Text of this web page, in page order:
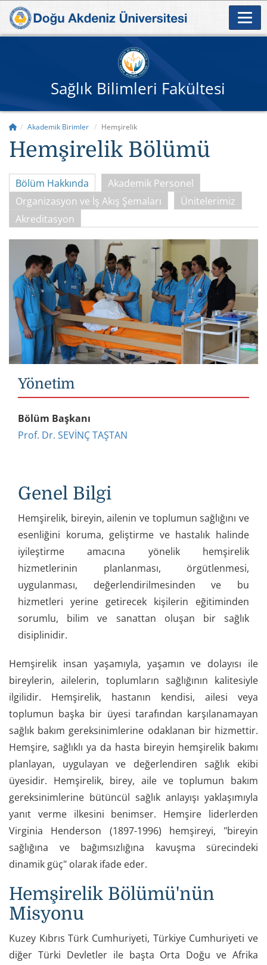
Sağlık Bilimleri Fakültesi
Akademik Birimler Hemşirelik
Hemşirelik Bölümü
Bölüm Hakkında
Akademik Personel
Organizasyon ve İş Akış Şemaları
Ünitelerimiz
Akreditasyon
Yönetim
Bölüm Başkanı
Prof. Dr. SEVİNÇ TAŞTAN
Genel Bilgi
Hemşirelik, bireyin, ailenin ve toplumun sağlığını ve
esenliğini koruma, geliştirme ve hastalık halinde
iyileştirme amacına yönelik hemşirelik
hizmetlerinin planlanması, örgütlenmesi,
uygulanması, değerlendirilmesinden ve bu
hizmetleri yerine getirecek kişilerin eğitiminden
sorumlu, bilim ve sanattan oluşan bir sağlık
disiplinidir.
Hemşirelik insan yaşamıyla, yaşamın ve dolayısı ile
bireylerin, ailelerin, toplumların sağlığının kalitesiyle
ilgilidir. Hemşirelik, hastanın kendisi, ailesi veya
toplumun başka bir üyesi tarafından karşılanamayan
sağlık bakım gereksinimlerine odaklanan bir hizmettir.
Hemşire, sağlıklı ya da hasta bireyin hemşirelik bakımı
planlayan, uygulayan ve değerlendiren sağlık ekibi
üyesidir. Hemşirelik, birey, aile ve toplumun bakım
gereksinimlerine bütüncül sağlık anlayışı yaklaşımıyla
yanıt verme ilkesini benimser. Hemşire liderlerden
Virginia Henderson (1897-1996) hemşireyi, "bireyin
sağlığına ve bağımsızlığına kavuşma sürecindeki
dinamik güç" olarak ifade eder.
Hemşirelik Bölümü'nün
Misyonu
Kuzey Kıbrıs Türk Cumhuriyeti, Türkiye Cumhuriyeti ve
diğer Türki Devletler ile başta Orta Doğu ve Afrika